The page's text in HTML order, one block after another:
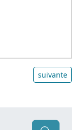
suivante